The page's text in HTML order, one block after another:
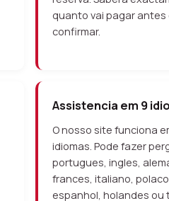
quanto vai pagar antes
confirmar.
Assistencia em 9
O nosso site funciona
idiomas. Pode fazer
portugues, ingles,
frances, italiano,
espanhol, holandes ou